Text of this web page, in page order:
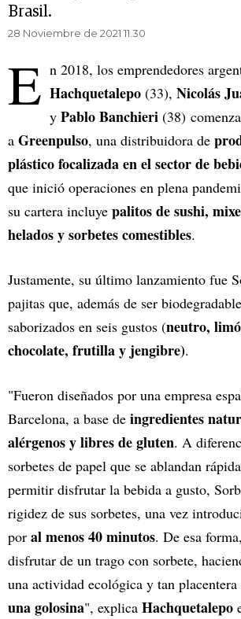
Brasil.
28 Noviembre de 2021 11.30
E n 2018, los emprendedores
Hachquetalepo (33), Nicolás
y Pablo Banchieri (38)
a Greenpulso, una distribuidora de
plástico focalizada en el sector de
que inició operaciones en plena
su cartera incluye palitos de sushi,
helados y sorbetes comestibles.
Justamente, su último lanzamiento fue
pajitas que, además de ser
saborizados en seis gustos (neutro,
chocolate, frutilla y jengibre).
"Fueron diseñados por una empresa
Barcelona, a base de ingredientes
alérgenos y libres de gluten. A
sorbetes de papel que se ablandan
permitir disfrutar la bebida a gusto,
rigidez de sus sorbetes, una vez
por al menos 40 minutos. De esa
disfrutar de un trago con sorbete,
una actividad ecológica y tan placentera
una golosina", explica Hachquetalepo